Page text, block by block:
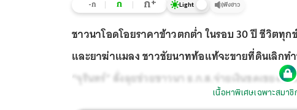
-ก ก ก+ Light ฟังข่าว
ชาวนาโอดโอยราคาข้าวตกต่ำ ในรอบ 30 ปี ชีวิตทุ
และยาฆ่าแมลง ชาวชัยนาทท้อแท้จะขายที่ดินเลิกท
“จุรินทร์” สั่งลุยช่วยชาวนา ธ.ก.ส.จ่ายเงินชดเชยง
ยังอ่วมน้ำชียังทะลัก ชาวบ้านอพยพไปอยู่ศูนย์พักพิ
เนื้อหาพิเศษเฉพาะสมา